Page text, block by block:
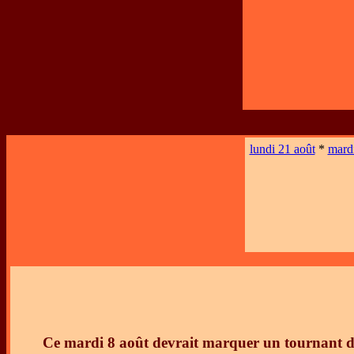
lundi 21 août*
Ce mardi 8 août devrait marquer un tournant